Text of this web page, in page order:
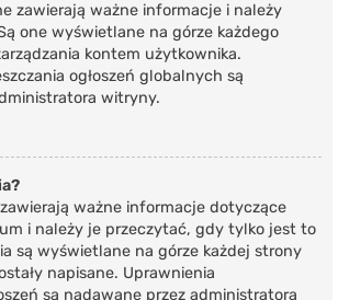
zawierają ważne informacje i należy
one wyświetlane na górze każdego
kontem użytkownika.
ogłoszeń globalnych są
witryny.
zawierają ważne informacje dotyczące
i należy je przeczytać, gdy tylko jest to
są wyświetlane na górze każdej strony
napisane. Uprawnienia
są nadawane przez administratora